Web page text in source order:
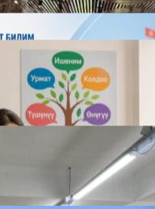
Последние новости
ДЛЯ МЕТОДИСТОВ
НАЧАЛОСЬ
05.08.2026
В ПРИМЕРНЫЕ